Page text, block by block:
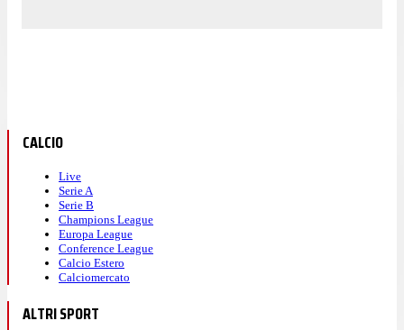
CALCIO
Live
Serie A
Serie B
Champions League
Europa League
Conference League
Calcio Estero
Calciomercato
ALTRI SPORT